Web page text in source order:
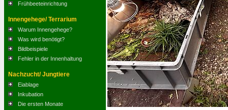
Frühbeeteinrichtung
Innengehege/ Terrarium
Warum Innengehege?
Was wird benötigt?
Bildbeispiele
Fehler in der Innenhaltung
Nachzucht/ Jungtiere
Eiablage
Inkubation
Die ersten Monate